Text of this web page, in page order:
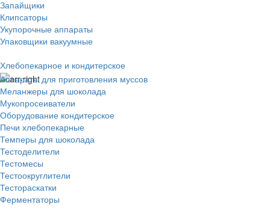
Запайщики
Клипсаторы
Укупорочные аппараты
Упаковщики вакуумные
Хлебопекарное и кондитерское
Аппараты для приготовления муссов
Меланжеры для шоколада
Мукопросеиватели
Оборудование кондитерское
Печи хлебопекарные
Темперы для шоколада
Тестоделители
Тестомесы
Тестоокруглители
Тестораскатки
Ферментаторы